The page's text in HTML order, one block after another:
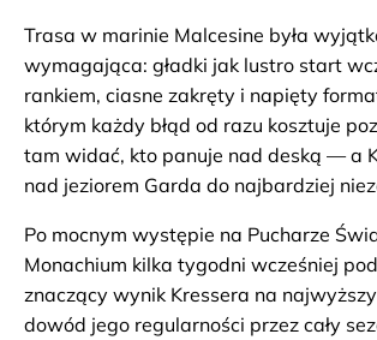
Trasa w marinie Malcesine była
wymagająca: gładki jak lustro start
rankiem, ciasne zakręty i napięty
którym każdy błąd od razu kosztuje
tam widać, kto panuje nad deską — a
nad jeziorem Garda do najbardziej
Po mocnym występie na Pucharze
Monachium kilka tygodni wcześniej
znaczący wynik Kressera na
dowód jego regularności przez cały